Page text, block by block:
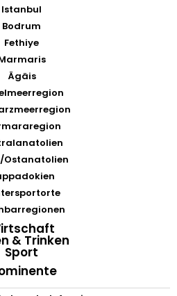
Istanbul
Bodrum
Fethiye
Ägäis
Ostanatolien
& Trinken
Sport